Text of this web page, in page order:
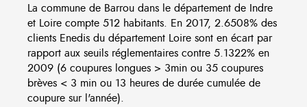
La commune de Barrou dans le département de Indre
et Loire compte 512 habitants. En 2017, 2.6508% des
clients Enedis du département Loire sont en écart par
rapport aux seuils réglementaires contre 5.1322% en
2009 (6 coupures longues > 3min ou 35 coupures
brèves < 3 min ou 13 heures de durée cumulée de
coupure sur l'année).